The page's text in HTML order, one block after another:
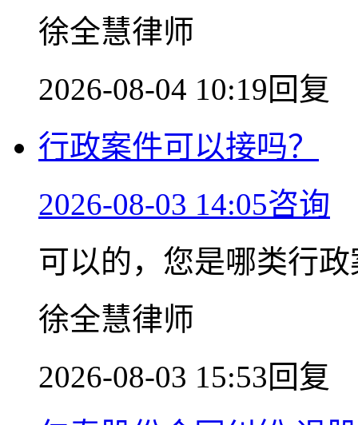
徐全慧律师
2026-08-04 10:19回复
行政案件可以接吗？
2026-08-03 14:05咨询
可以的，您是哪类行
徐全慧律师
2026-08-03 15:53回复